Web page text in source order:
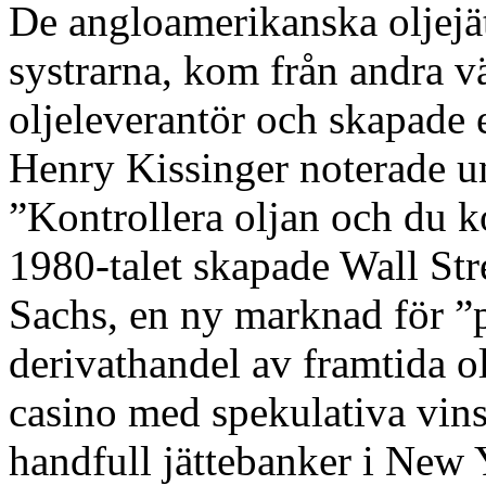
De angloamerikanska
systrarna, kom från andra
oljeleverantör och
Henry Kissinger noterade
”Kontrollera oljan och du
1980-talet skapade Wall
Sachs, en ny marknad för
derivathandel av framtida
casino med spekulativa
handfull jättebanker i